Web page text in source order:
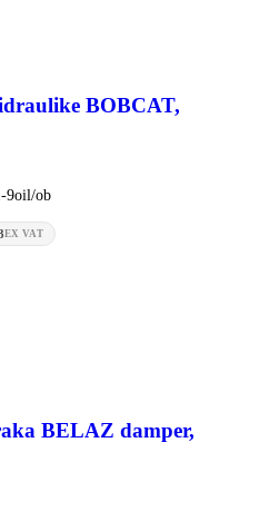
BOBCAT,
9oil/ob
EX VAT
BELAZ damper,